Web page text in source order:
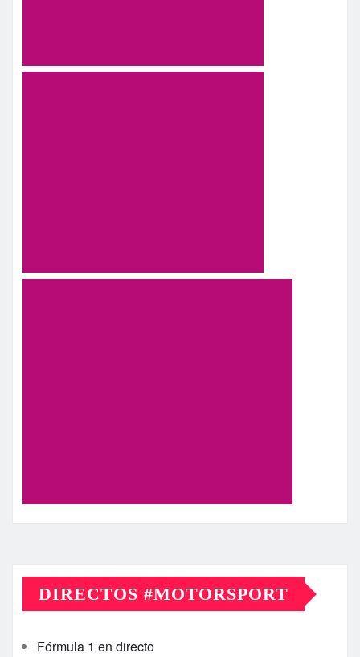
DIRECTOS #MOTORSPORT
Fórmula 1 en directo